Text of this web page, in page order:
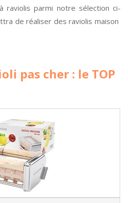
raviolis parmi notre sélection ci-
de réaliser des raviolis maison
pas cher : le TOP